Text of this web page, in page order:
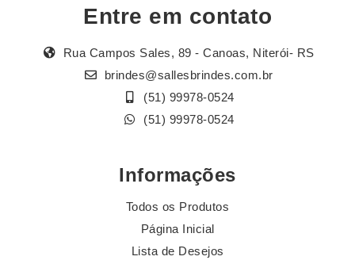
Entre em contato
Rua Campos Sales, 89 - Canoas, Niterói- RS
brindes@sallesbrindes.com.br
(51) 99978-0524
(51) 99978-0524
Informações
Todos os Produtos
Página Inicial
Lista de Desejos